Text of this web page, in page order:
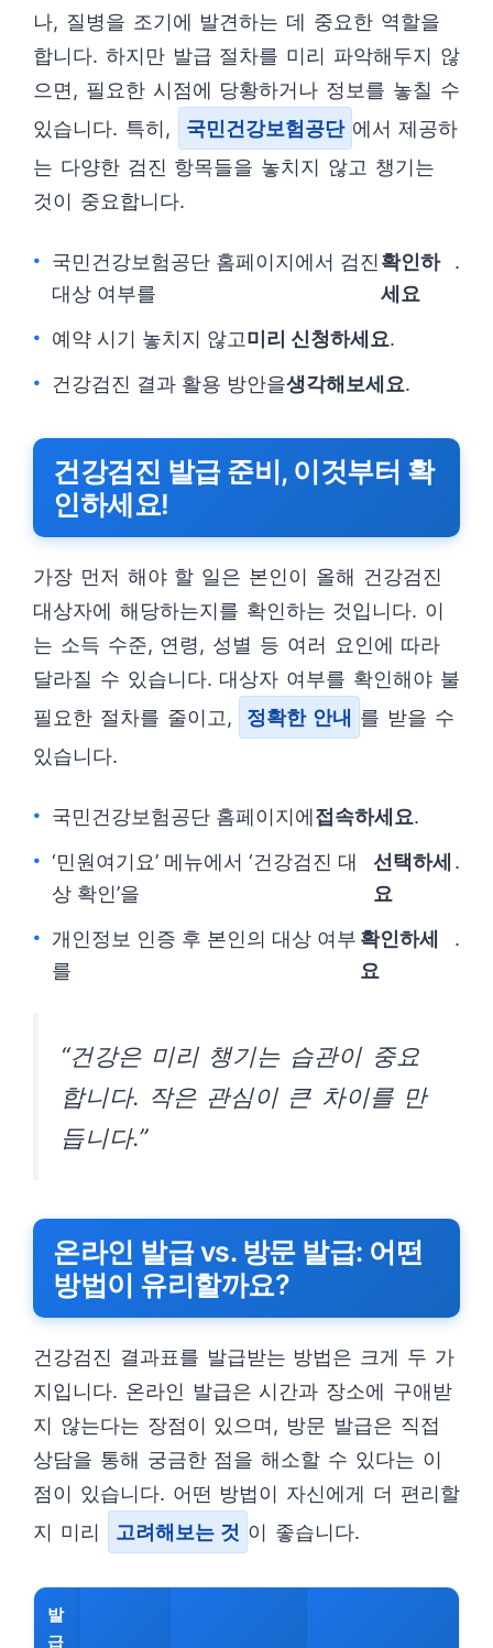
나, 질병을 조기에 발견하는 데 중요한 역할을
합니다. 하지만 발급 절차를 미리 파악해두지 않
으면, 필요한 시점에 당황하거나 정보를 놓칠 수
있습니다. 특히,
국민건강보험공단 에서 제공하
는 다양한 검진 항목들을 놓치지 않고 챙기는
것이 중요합니다.
국민건강보험공단 홈페이지에서 검진
대상 여부를
확인하
세요
.
예약 시기 놓치지 않고미리 신청하세요.
건강검진 결과 활용 방안을생각해보세요.
건강검진 발급 준비, 이것부터 확
인하세요!
가장 먼저 해야 할 일은 본인이 올해 건강검진
대상자에 해당하는지를 확인하는 것입니다. 이
는 소득 수준, 연령, 성별 등 여러 요인에 따라
달라질 수 있습니다. 대상자 여부를 확인해야 불
필요한 절차를 줄이고,
정확한 안내 를 받을 수
있습니다.
국민건강보험공단 홈페이지에접속하세요.
‘민원여기요’ 메뉴에서 ‘건강검진 대
상 확인’을
선택하세
요
.
개인정보 인증 후 본인의 대상 여부
를
확인하세
요
.
“건강은 미리 챙기는 습관이 중요
합니다. 작은 관심이 큰 차이를 만
듭니다.”
온라인 발급 vs. 방문 발급: 어떤
방법이 유리할까요?
건강검진 결과표를 발급받는 방법은 크게 두 가
지입니다. 온라인 발급은 시간과 장소에 구애받
지 않는다는 장점이 있으며, 방문 발급은 직접
상담을 통해 궁금한 점을 해소할 수 있다는 이
점이 있습니다. 어떤 방법이 자신에게 더 편리할
지 미리
고려해보는 것 이 좋습니다.
발
급